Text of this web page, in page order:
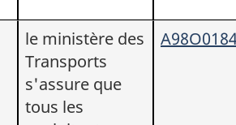
le ministère des
Transports
s'assure que
tous les